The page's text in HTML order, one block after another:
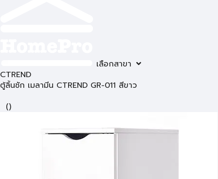
เลือกสาขา
CTREND
ตู้ลิ้นชัก เมลามีน CTREND GR-011 สีขาว
()